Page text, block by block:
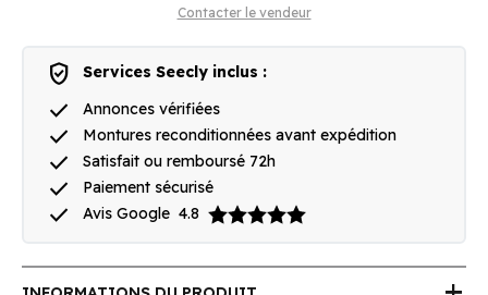
Contacter le vendeur
verified_user Services Seecly inclus :
done Annonces vérifiées
done Montures reconditionnées avant expédition
done Satisfait ou remboursé 72h
done Paiement sécurisé
done Avis Google 4.8